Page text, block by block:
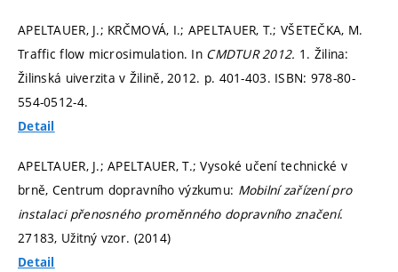
APELTAUER, J.; KRČMOVÁ, I.; APELTAUER, T.; VŠETEČKA, M.
Traffic flow microsimulation. In CMDTUR 2012. 1. Žilina:
Žilinská uiverzita v Žilině, 2012. p. 401-403. ISBN: 978-80-
554-0512-4.
Detail
APELTAUER, J.; APELTAUER, T.; Vysoké učení technické v
brně, Centrum dopravního výzkumu: Mobilní zařízení pro
instalaci přenosného proměnného dopravního značení.
27183, Užitný vzor. (2014)
Detail